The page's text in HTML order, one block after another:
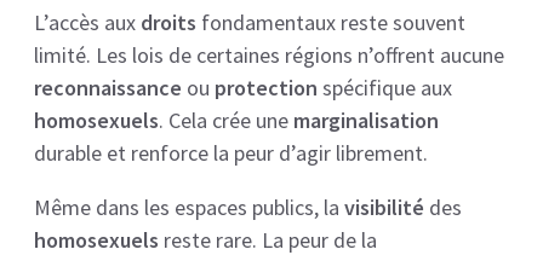
L’accès aux droits fondamentaux reste souvent
limité. Les lois de certaines régions n’offrent aucune
reconnaissance ou protection spécifique aux
homosexuels. Cela crée une marginalisation
durable et renforce la peur d’agir librement.
Même dans les espaces publics, la visibilité des
homosexuels reste rare. La peur de la